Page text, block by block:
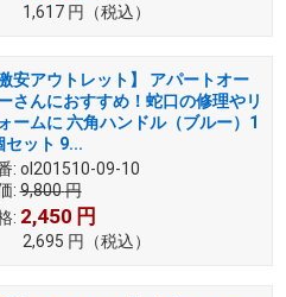
1,617 円 （税込）
激安アウトレット】 アパートオー
さんにおすすめ！蛇口の修理やリ
ームに 六角ハンドル（ブルー）1
セット 9...
: ol201510-09-10
: 9,800円
: 2,450 円
2,695 円 （税込）